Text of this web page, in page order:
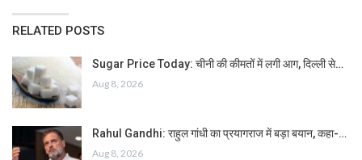
RELATED POSTS
Sugar Price Today: चीनी की कीमतों में लगी आग, दिल्ली से…
Aug 8, 2026
Rahul Gandhi: राहुल गांधी का प्रयागराज में बड़ा बयान, कहा-…
Aug 8, 2026